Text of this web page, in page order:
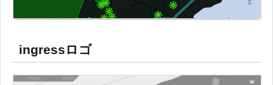
ingressロゴ